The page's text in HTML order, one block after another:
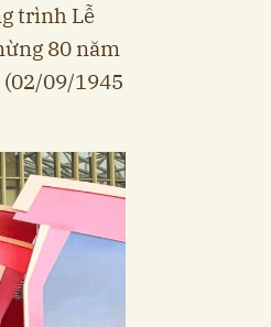
trình Lễ
80 năm
(02/09/1945